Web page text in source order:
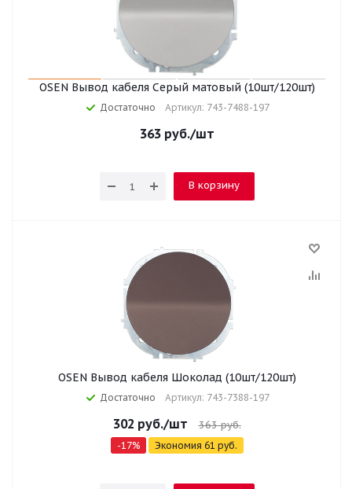
OSEN Вывод кабеля Серый матовый (10шт/120шт)
Достаточно Артикул: 743-7488-197
363руб./шт
В корзину
OSEN Вывод кабеля Шоколад (10шт/120шт)
Достаточно Артикул: 743-7388-197
302 руб./шт 363руб.
-17% Экономия 61 руб.